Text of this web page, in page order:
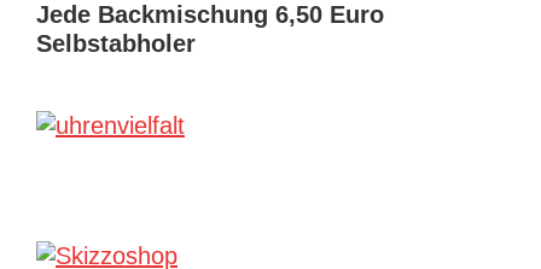
Jede Backmischung 6,50 Euro
Selbstabholer